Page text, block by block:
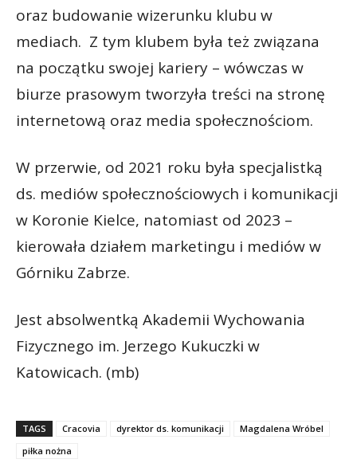
oraz budowanie wizerunku klubu w
mediach. Z tym klubem była też związana
na początku swojej kariery – wówczas w
biurze prasowym tworzyła treści na stronę
internetową oraz media społecznościom.
W przerwie, od 2021 roku była specjalistką
ds. mediów społecznościowych i komunikacji
w Koronie Kielce, natomiast od 2023 –
kierowała działem marketingu i mediów w
Górniku Zabrze.
Jest absolwentką Akademii Wychowania
Fizycznego im. Jerzego Kukuczki w
Katowicach. (mb)
TAGS Cracovia dyrektor ds. komunikacji
Magdalena Wróbel
piłka nożna